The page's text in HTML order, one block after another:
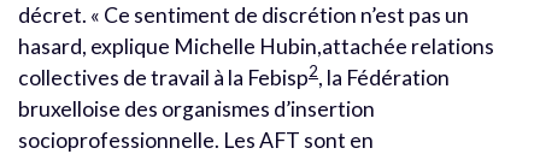
décret. « Ce sentiment de discrétion n’est pas un
hasard, explique Michelle Hubin,attachée relations
collectives de travail à la Febisp2, la Fédération
bruxelloise des organismes d’insertion
socioprofessionnelle. Les AFT sont en